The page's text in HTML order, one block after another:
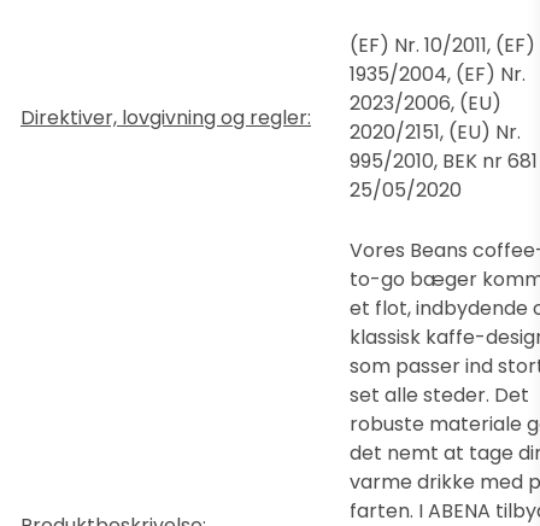
Direktiver, lovgivning og regler:
(EF) Nr. 10/2011,
1935/2004, (EF) Nr.
2023/2006, (EU)
2020/2151, (EU) Nr.
995/2010, BEK nr
25/05/2020
Vores Beans
to-go bæger
et flot, indbydende
klassisk kaffe-
som passer ind
set alle steder. Det
robuste materiale
det nemt at tage
varme drikke med
farten. I ABENA